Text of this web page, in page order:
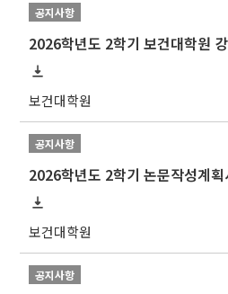
공지사항
보건대학원
공지사항
보건대학원
공지사항